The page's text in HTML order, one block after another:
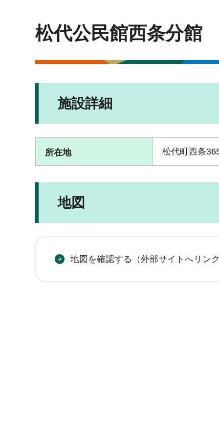
松代公民館西条分館
施設詳細
所在地 松代町西条
地図
地図を確認する（外部サイトへリン